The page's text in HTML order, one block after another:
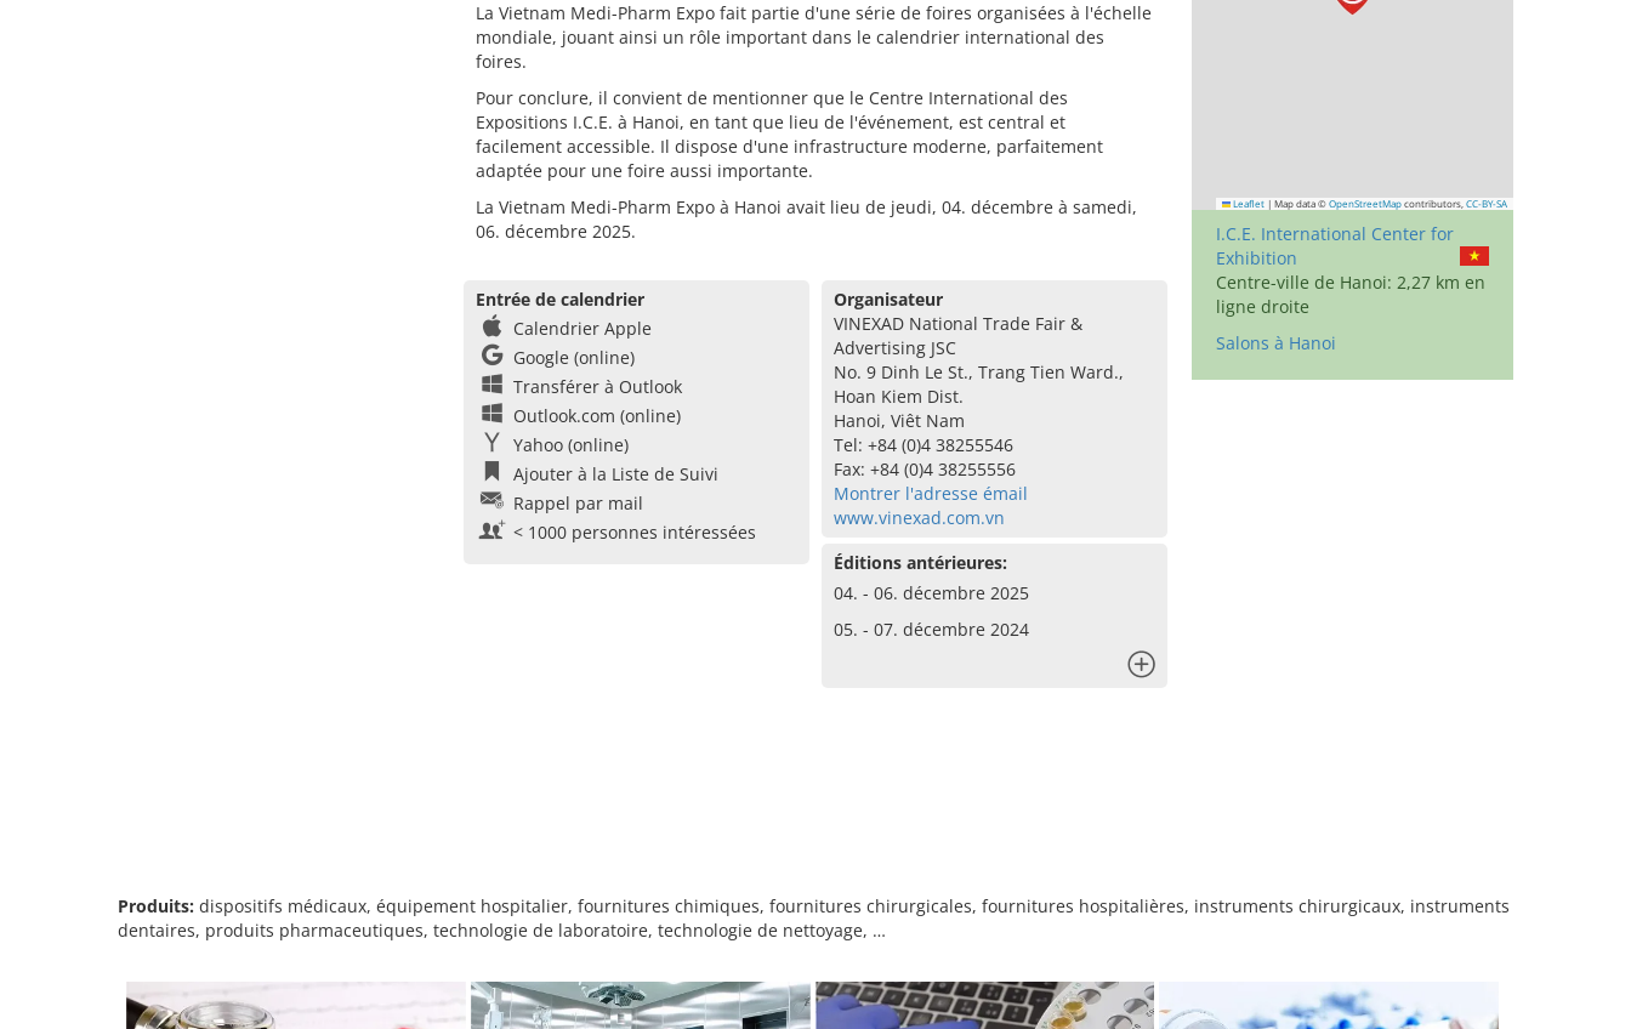
La Vietnam Medi-Pharm Expo fait partie d'une série de foires organisées à l'échelle
mondiale, jouant ainsi un rôle important dans le calendrier international des
foires.
Pour conclure, il convient de mentionner que le Centre International des
Expositions I.C.E. à Hanoi, en tant que lieu de l'événement, est central et
facilement accessible. Il dispose d'une infrastructure moderne, parfaitement
adaptée pour une foire aussi importante.
La Vietnam Medi-Pharm Expo à Hanoi avait lieu de jeudi, 04. décembre à samedi,
06. décembre 2025.
Entrée de calendrier
Calendrier Apple
Google (online)
Transférer à Outlook
Outlook.com (online)
Yahoo (online)
Ajouter à la Liste de Suivi
Rappel par mail
< 1000 personnes intéressées
Organisateur
VINEXAD National Trade Fair &
Advertising JSC
No. 9 Dinh Le St., Trang Tien Ward.,
Hoan Kiem Dist.
Hanoi, Viêt Nam
Tel: +84 (0)4 38255546
Fax: +84 (0)4 38255556
Montrer l'adresse émail
www.vinexad.com.vn
Éditions antérieures:
04. - 06. décembre 2025
05. - 07. décembre 2024
Leaflet | Map data © OpenStreetMap contributors, CC-BY-SA
I.C.E. International Center for
Exhibition
Centre-ville de Hanoi: 2,27 km en
ligne droite
Salons à Hanoi
Produits: dispositifs médicaux, équipement hospitalier, fournitures chimiques, fournitures chirurgicales, fournitures hospitalières, instruments chirurgicaux, instruments
dentaires, produits pharmaceutiques, technologie de laboratoire, technologie de nettoyage, …